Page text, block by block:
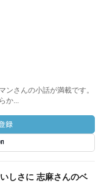
ンさんの小話が満載です。
か...
しさに 志麻さんのベ